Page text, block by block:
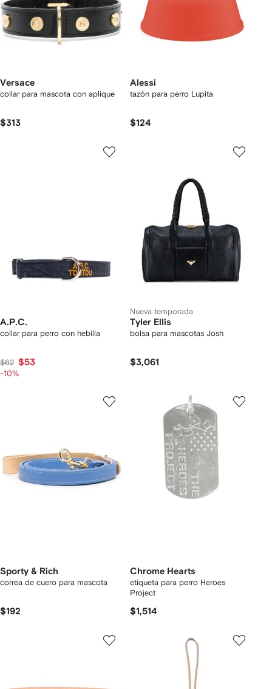
Versace
collar para mascota con aplique
$313
Alessi
tazón para perro Lupita
$124
A.P.C.
collar para perro con hebilla
$62 $53
-10%
Nueva temporada
Tyler Ellis
bolsa para mascotas Josh
$3,061
Sporty & Rich
correa de cuero para mascota
$192
Chrome Hearts
etiqueta para perro Heroes
Project
$1,514